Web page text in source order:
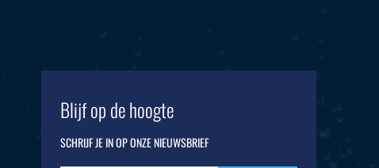
Blijf op de hoogte
SCHRIJF JE IN OP ONZE NIEUWSBRIEF